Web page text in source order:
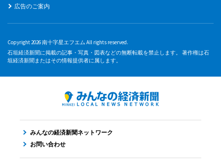
広告のご案内
Copyright 2026 南十字星エフエム All rights reserved.
石垣経済新聞に掲載の記事・写真・図表などの無断転載を禁止します。 著作権は石
垣経済新聞またはその情報提供者に属します。
みんなの経済新聞ネットワーク
お問い合わせ